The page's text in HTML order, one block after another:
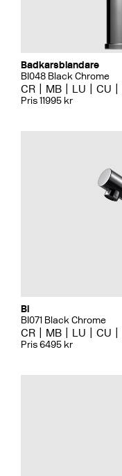
Badkarsblandare
BI048 Black Chrome
CR MB LU CU
Pris 11995 kr
Bi
BI071 Black Chrome
CR MB LU CU
Pris 6495 kr